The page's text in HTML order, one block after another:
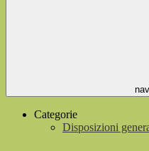
Categorie
Disposizioni